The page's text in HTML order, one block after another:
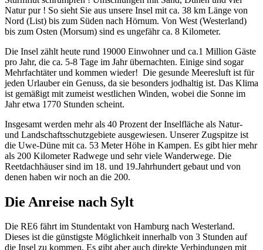
Natur pur ! So sieht Sie aus unsere Insel mit ca. 38 km Länge von
Nord (List) bis zum Süden nach Hörnum. Von West (Westerland)
bis zum Osten (Morsum) sind es ungefähr ca. 8 Kilometer.
Die Insel zählt heute rund 19000 Einwohner und ca.1 Million Gäste
pro Jahr, die ca. 5-8 Tage im Jahr übernachten. Einige sind sogar
Mehrfachtäter und kommen wieder! Die gesunde Meeresluft ist für
jeden Urlauber ein Genuss, da sie besonders jodhaltig ist. Das Klima
ist gemäßigt mit zumeist westlichen Winden, wobei die Sonne im
Jahr etwa 1770 Stunden scheint.
Insgesamt werden mehr als 40 Prozent der Inselfläche als Natur-
und Landschaftsschutzgebiete ausgewiesen. Unserer Zugspitze ist
die Uwe-Düne mit ca. 53 Meter Höhe in Kampen. Es gibt hier mehr
als 200 Kilometer Radwege und sehr viele Wanderwege. Die
Reetdachhäuser sind im 18. und 19.Jahrhundert gebaut und von
denen haben wir noch an die 200.
Die Anreise nach Sylt
Die RE6 fährt im Stundentakt von Hamburg nach Westerland.
Dieses ist die günstigste Möglichkeit innerhalb von 3 Stunden auf
die Insel zu kommen. Es gibt aber auch direkte Verbindungen mit